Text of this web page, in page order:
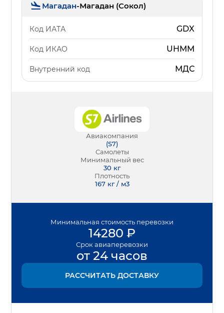
Магадан-Магадан (Сокол)
Код ИАТА GDX
Код ИКАО UHMM
Внутренний код МДС
Авиакомпания
(S7)
Самолеты
Минимальный вес
30 кг
Плотность
167 кг / м3
Минимальная стоимость перевозки
14280 ₽
Срок авиаперевозки
от 24 часов
РАССЧИТАТЬ ДОСТАВКУ